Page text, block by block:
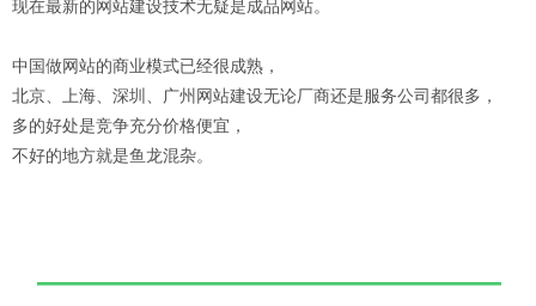
现在最新的网站建设技术无疑是成品网站。
中国做网站的商业模式已经很成熟，
北京、上海、深圳、广州网站建设无论厂商还是服务公司都很多，
多的好处是竞争充分价格便宜，
不好的地方就是鱼龙混杂。